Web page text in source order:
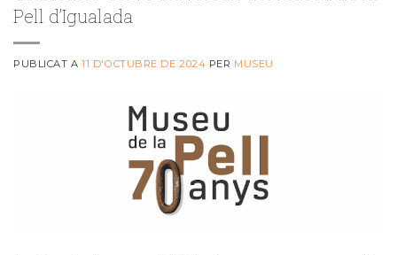
Pell d’Igualada
PUBLICAT A11 D'OCTUBRE DE 2024 PER MUSEU